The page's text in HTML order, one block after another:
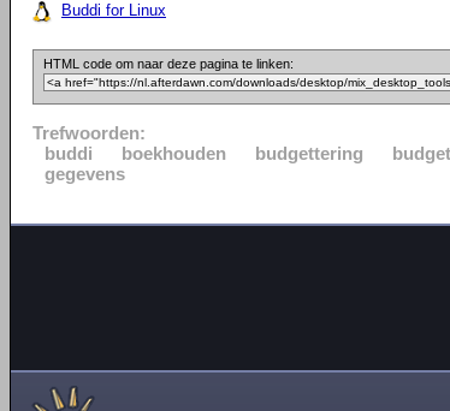
Buddi for Linux
HTML code om naar deze pagina te linken:
Trefwoorden:
buddi
boekhouden budgettering budget
gegevens